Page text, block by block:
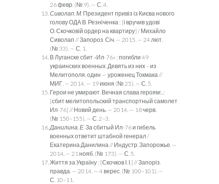
26 февр. (№ 9). — С. 4.
Сиволап, М. Президент привіз із Києва нового
голову ОДА В. Резніченка : [і вручив удові
О. Скочковій ордер на квартиру] / Михайло
Сиволап // Запороз. Січ. — 2015. — 24 лют.
(№ 33). — С. 1.
В Луганске сбит «Ил-76» : погибли 49
украинских военных. Де­вять из них – из
Мелитополя, один — уроженец Токмака //
МИГ. — 2014. — 19 июня (№ 25). — С. 5.
Герои не умирают. Вечная слава героям!..:
[сбит мелитопольс­кий транспортный самолет
Ил-76] // Новий день. — 2014. — 18 черв.
(№ 150–155). — С. 2–3.
Данилина, Е. За сбитый Ил-76 и гибель
военных ответит штаб­ной генерал /
Екатерина Данилина // Индустр. Запорожье. —
2014. — 21 нояб. (№ 173). — С. 5.
Життя за Україну : [Скочков І. І.] // Запоріз.
правда. — 2014. — 4 верес. (№ 100–101). —
С. 10–11.